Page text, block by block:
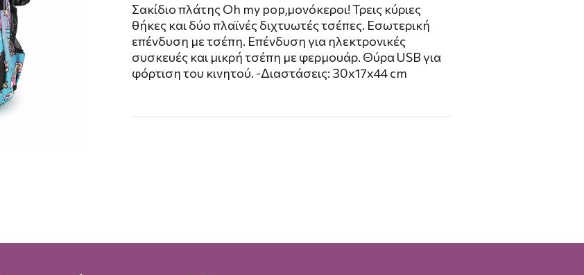
Σακίδιο πλάτης Oh my pop,μονόκεροι! Τρεις κύριες
θήκες και δύο πλαϊνές διχτυωτές τσέπες. Εσωτερική
επένδυση με τσέπη. Επένδυση για ηλεκτρονικές
συσκευές και μικρή τσέπη με φερμουάρ. Θύρα USB για
φόρτιση του κινητού. -Διαστάσεις: 30x17x44 cm